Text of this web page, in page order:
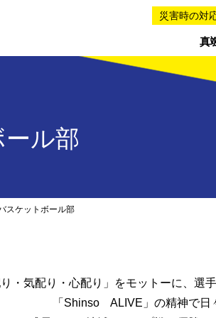
真
災害時の対
ール部
スケットボール部
り・気配り・心配り」をモットーに、選
「Shinso ALIVE」の精神で日